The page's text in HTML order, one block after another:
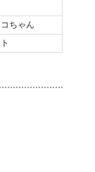
ちゃん